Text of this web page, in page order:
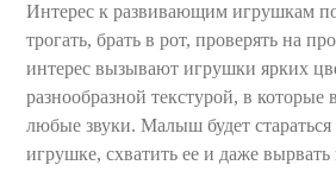
Интерес к развивающим игрушкам
трогать, брать в рот, проверять на
интерес вызывают игрушки ярких
разнообразной текстурой, в которые
любые звуки. Малыш будет стараться
игрушке, схватить ее и даже